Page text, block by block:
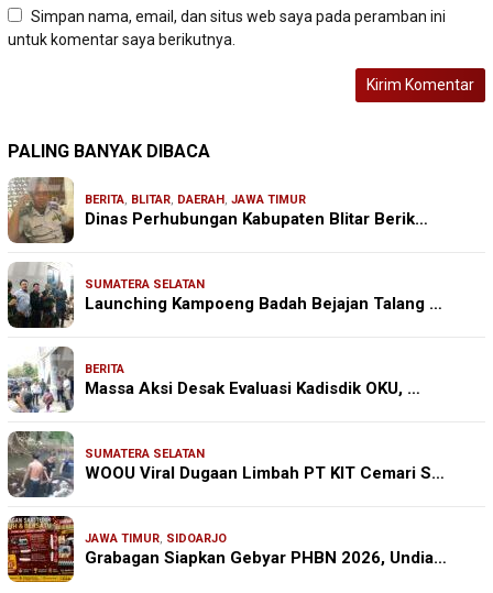
Simpan nama, email, dan situs web saya pada peramban ini
untuk komentar saya berikutnya.
PALING BANYAK DIBACA
BERITA, BLITAR, DAERAH , JAWA TIMUR
Dinas Perhubungan Kabupaten Blitar Berik…
SUMATERA SELATAN
Launching Kampoeng Badah Bejajan Talang …
BERITA
Massa Aksi Desak Evaluasi Kadisdik OKU, …
SUMATERA SELATAN
WOOU Viral Dugaan Limbah PT KIT Cemari S…
JAWA TIMUR, SIDOARJO
Grabagan Siapkan Gebyar PHBN 2026, Undia…